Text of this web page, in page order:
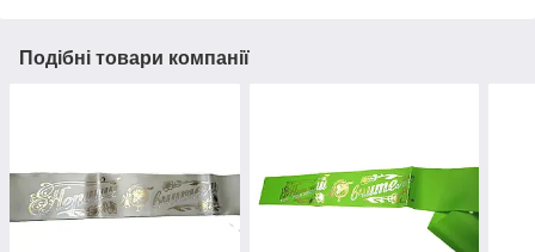
Подібні товари компанії